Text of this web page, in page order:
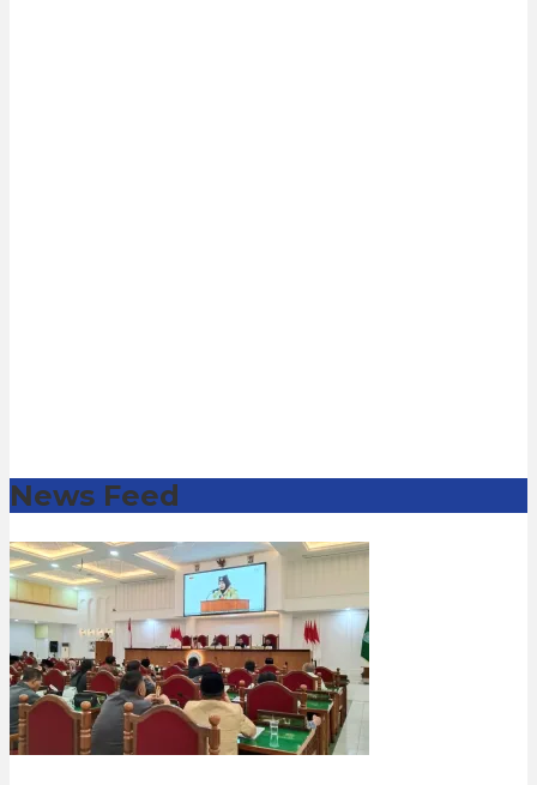
News Feed